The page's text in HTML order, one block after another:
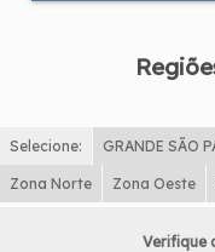
Selecione: GRANDE SÃO
Zona Norte Zona Oeste
Verifique